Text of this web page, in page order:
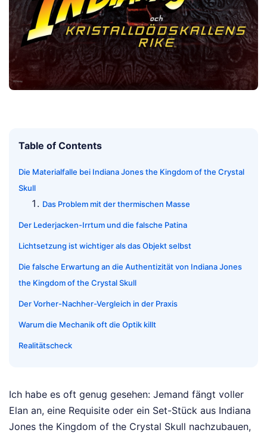
Table of Contents
Die Materialfalle bei Indiana Jones the Kingdom of the Crystal
Skull
Das Problem mit der thermischen Masse
Der Lederjacken-Irrtum und die falsche Patina
Lichtsetzung ist wichtiger als das Objekt selbst
Die falsche Erwartung an die Authentizität von Indiana Jones
the Kingdom of the Crystal Skull
Der Vorher-Nachher-Vergleich in der Praxis
Warum die Mechanik oft die Optik killt
Realitätscheck
Ich habe es oft genug gesehen: Jemand fängt voller
Elan an, eine Requisite oder ein Set-Stück aus Indiana
Jones the Kingdom of the Crystal Skull nachzubauen,